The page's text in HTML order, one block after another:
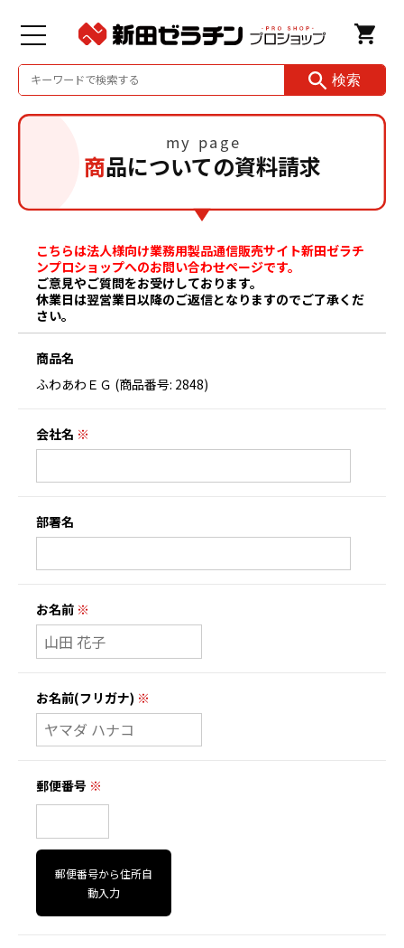
検索
商品についての資料請求
こちらは法人様向け業務用製品通信販売サイト新田ゼラチ
ンプロショップへのお問い合わせページです。
ご意見やご質問をお受けしております。
休業日は翌営業日以降のご返信となりますのでご了承くだ
さい。
商品名
ふわあわＥＧ (商品番号: 2848)
会社名 ※
部署名
お名前 ※
お名前(フリガナ) ※
郵便番号 ※
郵便番号から住所自
動入力